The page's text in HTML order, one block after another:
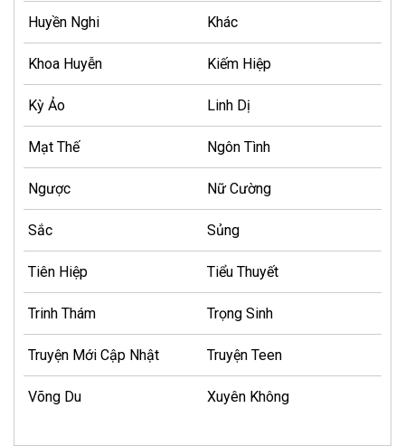
Huyền Nghi Khác
Khoa Huyễn Kiếm Hiệp
Kỳ Ảo Linh Dị
Mạt Thế Ngôn Tình
Ngược Nữ Cường
Sắc Sủng
Tiên Hiệp Tiểu Thuyết
Trinh Thám Trọng Sinh
Truyện Mới Cập Nhật Truyện Teen
Võng Du Xuyên Không